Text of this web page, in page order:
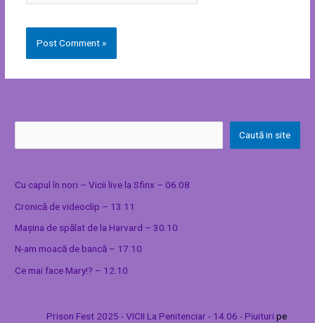
Caută in site
Cu capul în nori – Vicii live la Sfinx – 06.08
Cronică de videoclip – 13.11
Mașina de spălat de la Harvard – 30.10
N-am moacă de bancă – 17.10
Ce mai face Mary!? – 12.10
Prison Fest 2025 - VICII La Penitenciar - 14.06 - Piuituripe